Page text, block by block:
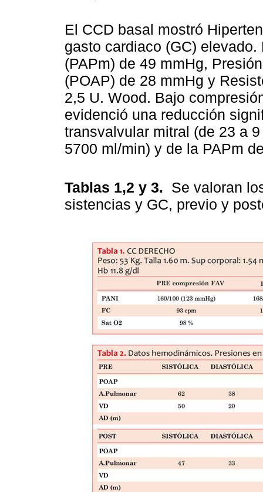
El CCD basal mostró
gasto cardiaco (GC)
(PAPm) de 49 mmHg,
(POAP) de 28 mmHg y
2,5 U. Wood. Bajo
evidenció una reducción
transvalvular mitral (de 23 a
5700 ml/min) y de la PAPm
Tablas 1,2 y 3. Se valoran
sistencias y GC, previo y